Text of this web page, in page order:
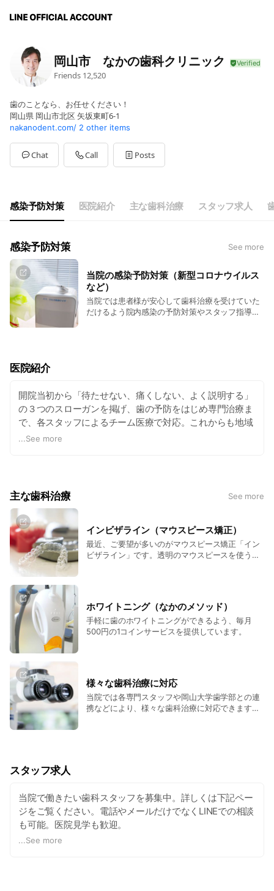
岡山市 なかの歯科クリニック
Friends 12,520
歯のことなら、お任せください！
岡山県 岡山市北区 矢坂東町6-1
nakanodent.com/ 2 other items
Chat Call Posts
感染予防対策 医院紹介 主な歯科治療 スタッフ求人
感染予防対策 See more
当院の感染予防対策（新型コロナウイルス
など）
当院では患者様が安心して歯科治療を受けていた
だけるよう院内感染の予防対策やスタッフ指導、
医院紹介
開院当初から「待たせない、痛くしない、よく説明する」
の３つのスローガンを掲げ、歯の予防をはじめ専門治療ま
で、各スタッフによるチーム医療で対応。これからも地域
に根ざした信頼と共に、よりよい歯科サービスを提供して
...See more
主な歯科治療 See more
インビザライン（マウスピース矯正）
最近、ご要望が多いのがマウスピース矯正「イン
ビザライン」です。透明のマウスピースを使うの
ホワイトニング（なかのメソッド）
手軽に歯のホワイトニングができるよう、毎月
500円の1コインサービスを提供しています。
様々な歯科治療に対応
当院では各専門スタッフや岡山大学歯学部との連
携などにより、様々な歯科治療に対応できます。
スタッフ求人
当院で働きたい歯科スタッフを募集中。詳しくは下記ペー
ジをご覧ください。電話やメールだけでなくLINEでの相談
も可能。医院見学も歓迎。
https://nakanodent.com/recruit/
...See more